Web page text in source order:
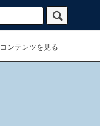
コンテンツを見る